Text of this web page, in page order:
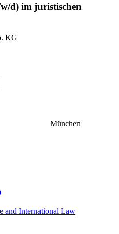
d) im juristischen
KG
München
and International Law